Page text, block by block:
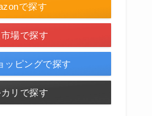
で探す
場で探す
ッピングで探す
カリで探す